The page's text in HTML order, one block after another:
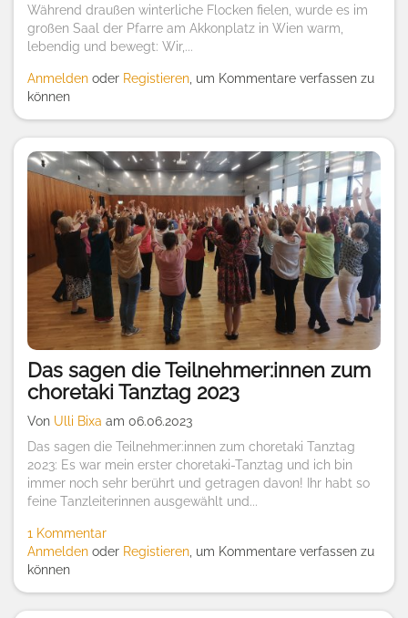
Während draußen winterliche Flocken fielen, wurde es im
großen Saal der Pfarre am Akkonplatz in Wien warm,
lebendig und bewegt: Wir,...
Anmelden oder Registieren , um Kommentare verfassen zu
können
Das sagen die Teilnehmer:innen zum
choretaki Tanztag 2023
Von Ulli Bixa am 06.06.2023
Das sagen die Teilnehmer:innen zum choretaki Tanztag
2023: Es war mein erster choretaki-Tanztag und ich bin
immer noch sehr berührt und getragen davon! Ihr habt so
feine Tanzleiterinnen ausgewählt und...
1 Kommentar
Anmelden oder Registieren , um Kommentare verfassen zu
können